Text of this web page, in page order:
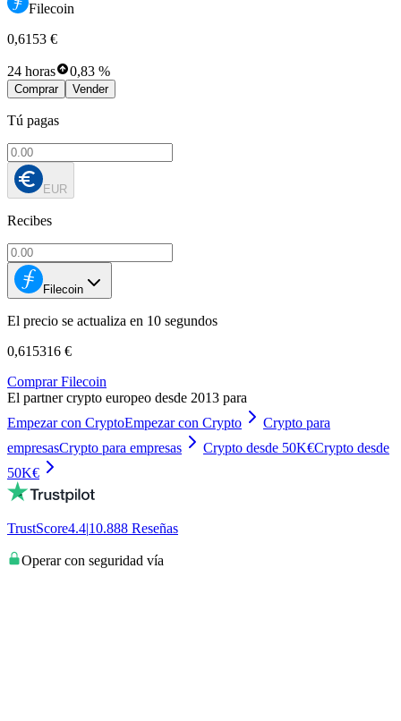
Filecoin
0,6153 €
24 horas 0,83 %
Comprar Vender
Tú pagas
EUR
Recibes
Filecoin
El precio se actualiza en 10 segundos
0,615316 €
Comprar Filecoin
El partner crypto europeo desde 2013 para
Empezar con CryptoEmpezar con Crypto
Crypto para
empresasCrypto para empresas Crypto desde 50K€Crypto desde
50K€
TrustScore4.4|10.888 Reseñas
Operar con seguridad vía